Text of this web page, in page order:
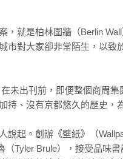
就是柏林圍牆（Berlin Wall
市對大家卻非常陌生，以致
出刊前，即便整個商周集
持、沒有京都悠久的歷史，
起。創辦《壁紙》（
（Tyler Brule），接受品味